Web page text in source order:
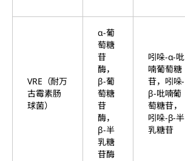
VRE（耐万
古霉素肠
球菌）
α-葡
萄糖
苷
酶，
β-葡
萄糖
苷
酶，
β-半
乳糖
苷酶
吲哚-α-吡
喃葡萄糖
苷，吲哚-
β-吡喃葡
萄糖苷，
吲哚-β-半
乳糖苷